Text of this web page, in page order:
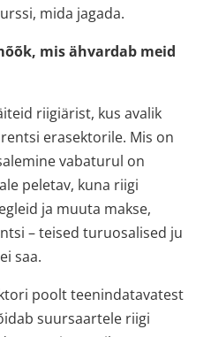
mida jagada.
mis ähvardab meid
riigiärist, kus avalik
erasektorile. Mis on
vabaturul on
peletav, kuna riigi
ja muuta makse,
– teised turuosalised ju
saa.
poolt teenindatavatest
suursaartele riigi